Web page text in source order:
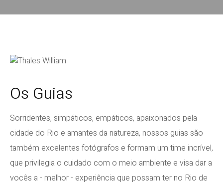
Os Guias
Sorridentes, simpáticos, empáticos, apaixonados pela
cidade do Rio e amantes da natureza, nossos guias são
também excelentes fotógrafos e formam um time incrível,
que privilegia o cuidado com o meio ambiente e visa dar a
vocês a - melhor - experiência que possam ter no Rio de